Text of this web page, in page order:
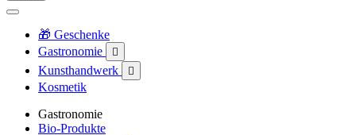
🎁 Geschenke
Gastronomie

Kunsthandwerk 
Kosmetik
Gastronomie
Bio-Produkte